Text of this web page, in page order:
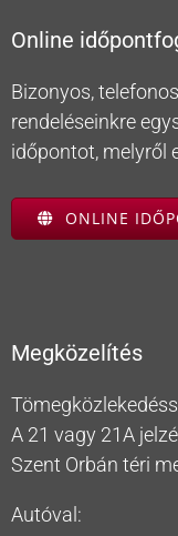
Online
Bizonyos,
rendeléseinkre
időpontot, melyről
ONLINE
Megközelítés
A 21 vagy 21A
Szent Orbán téri
Autóval: